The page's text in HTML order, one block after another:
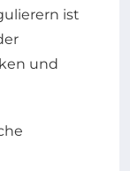
ist
und